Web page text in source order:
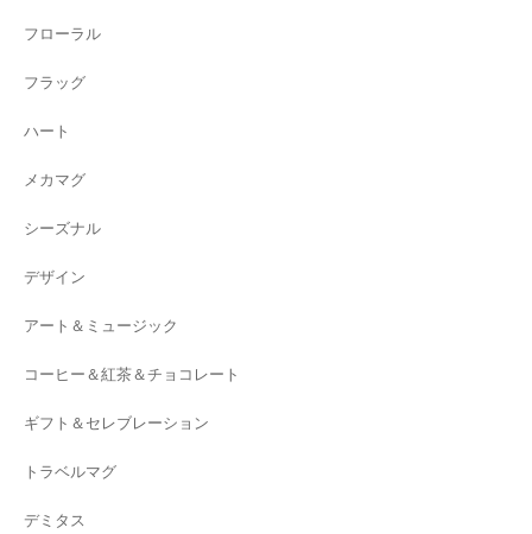
フローラル
フラッグ
ハート
メカマグ
シーズナル
デザイン
アート＆ミュージック
コーヒー＆紅茶＆チョコレート
ギフト＆セレブレーション
トラベルマグ
デミタス